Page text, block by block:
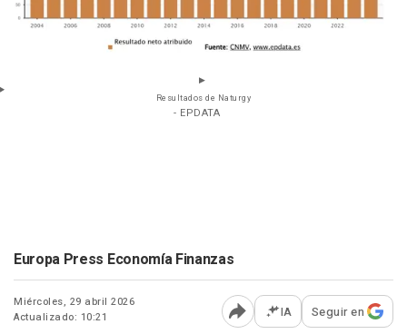
Resultados de Naturgy
- EPDATA
Europa Press Economía Finanzas
Miércoles, 29 abril 2026
Actualizado: 10:21
Abrir opciones para
IA Seguir en